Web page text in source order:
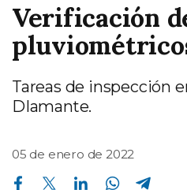
Nación
Verificación
Tareas de inspección
DIamante.
05 de enero de 2022
Compartir en Facebook Compartir en Twitter Compartir en Linkedin Compartir en Whatsapp